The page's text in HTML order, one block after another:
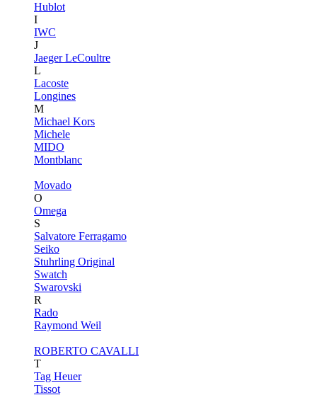
Hublot
I
IWC
J
Jaeger LeCoultre
L
Lacoste
Longines
M
Michael Kors
Michele
MIDO
Montblanc
Movado
O
Omega
S
Salvatore Ferragamo
Seiko
Stuhrling Original
Swatch
Swarovski
R
Rado
Raymond Weil
ROBERTO CAVALLI
T
Tag Heuer
Tissot